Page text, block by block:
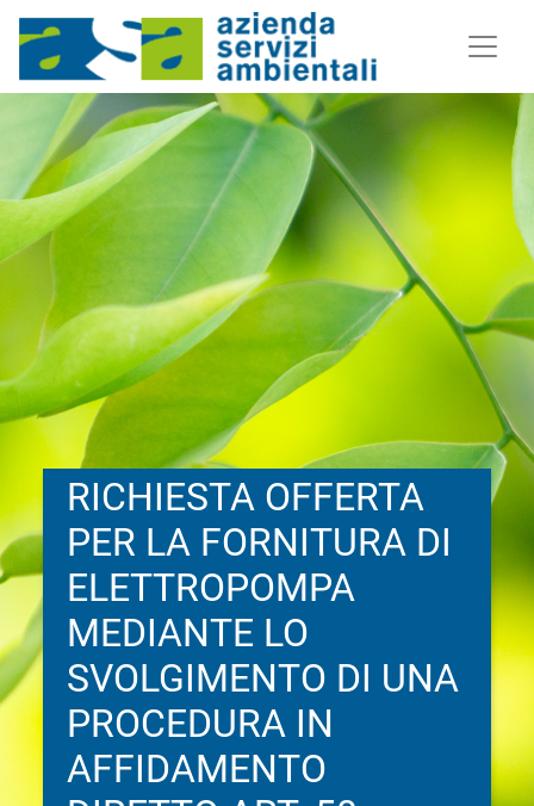
RICHIESTA OFFERTA
PER LA FORNITURA DI
ELETTROPOMPA
MEDIANTE LO
SVOLGIMENTO DI UNA
PROCEDURA IN
AFFIDAMENTO